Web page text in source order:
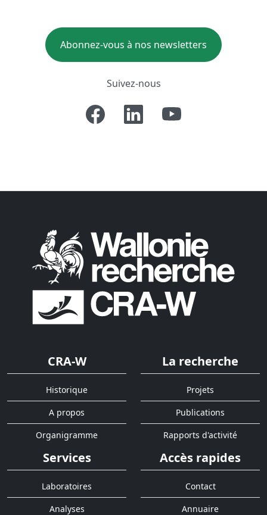
Abonnez-vous à nos newsletters
Suivez-nous
CRA-W
Historique
A propos
Organigramme
La recherche
Projets
Publications
Rapports d'activité
Services
Laboratoires
Analyses
Accès rapides
Contact
Annuaire